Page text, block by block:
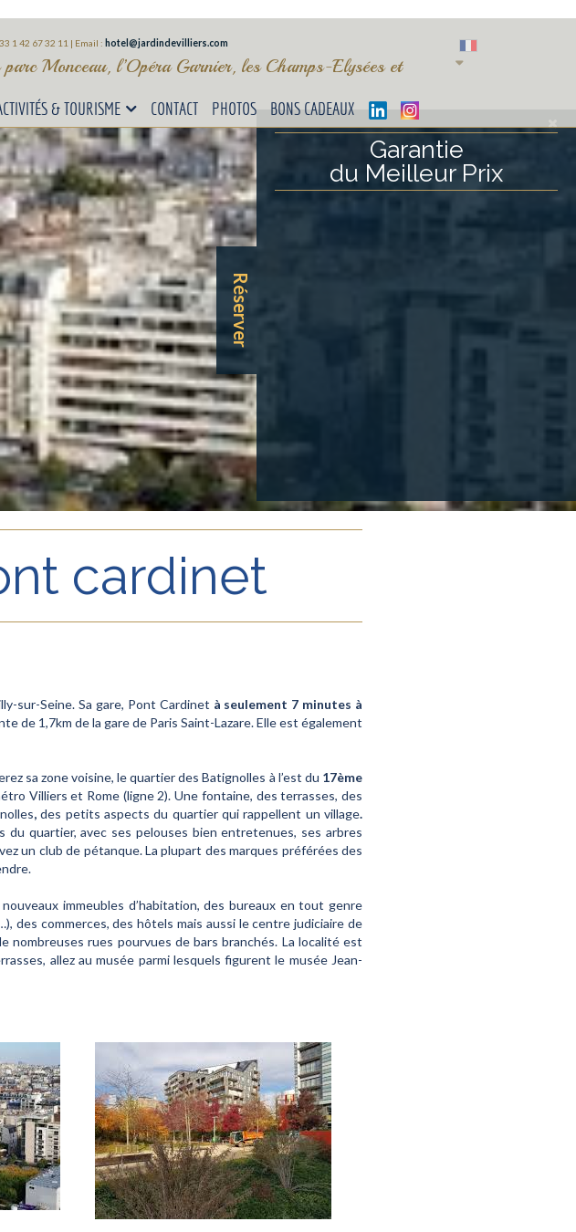
1 42 67 32 11 | Email : hotel@jardindevilliers.com
Monceau, l’Opéra Garnier, les Champs-Elysées et
& TOURISME CONTACT PHOTOS BONS CADEAUX
Réserver
Garantie
du Meilleur Prix
cardinet
sur-Seine. Sa gare, Pont Cardinet à seulement 7 minutes à
de 1,7km de la gare de Paris Saint-Lazare. Elle est également
sa zone voisine, le quartier des Batignolles à l’est du 17ème
Villiers et Rome (ligne 2). Une fontaine, des terrasses, des
,des petits aspects du quartier qui rappellent un village.
quartier, avec ses pelouses bien entretenues, ses arbres
un club de pétanque. La plupart des marques préférées des
immeubles d’habitation, des bureaux en tout genre
des commerces, des hôtels mais aussi le centre judiciaire de
nombreuses rues pourvues de bars branchés. La localité est
allez au musée parmi lesquels figurent le musée Jean-